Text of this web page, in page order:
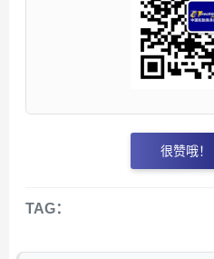
很赞哦！
TAG：